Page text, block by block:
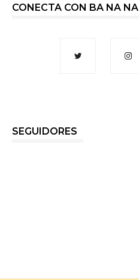
CONECTA CON BA NA NA
SEGUIDORES